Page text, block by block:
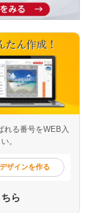
れる番号をWEB入
。
デザインを作る
ら